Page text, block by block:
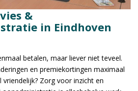
&
in Eindhoven
betalen, maar liever niet teveel.
en premiekortingen maximaal
Zorg voor inzicht en